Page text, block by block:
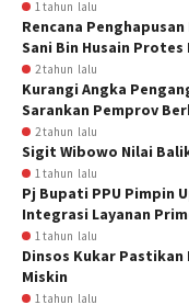
1 tahun lalu
Rencana
Sani Bin Husain Protes
2 tahun lalu
Kurangi Angka
Sarankan Pemprov
2 tahun lalu
Sigit Wibowo Nilai
1 tahun lalu
Pj Bupati PPU Pimpin
Integrasi Layanan
1 tahun lalu
Dinsos Kukar Pastikan
Miskin
1 tahun lalu